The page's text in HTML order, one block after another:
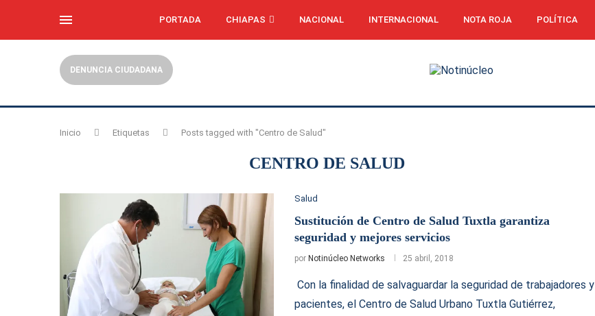
PORTADA CHIAPAS NACIONAL INTERNACIONAL NOTA ROJA POLÍTICA
DENUNCIA CIUDADANA
Inicio Etiquetas Posts tagged with "Centro de Salud"
CENTRO DE SALUD
Salud
Sustitución de Centro de Salud Tuxtla garantiza
seguridad y mejores servicios
por Notinúcleo Networks 25 abril, 2018
Con la finalidad de salvaguardar la seguridad de trabajadores y
pacientes, el Centro de Salud Urbano Tuxtla Gutiérrez,